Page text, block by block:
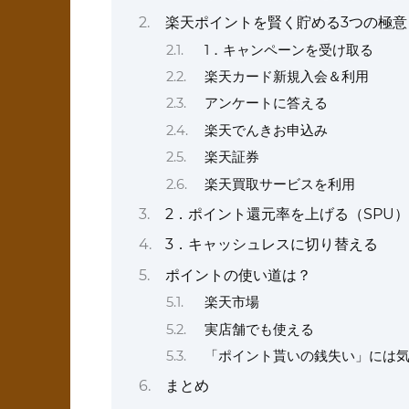
楽天ポイントを賢く貯める3つの極意
1．キャンペーンを受け取る
楽天カード新規入会＆利用
アンケートに答える
楽天でんきお申込み
楽天証券
楽天買取サービスを利用
2．ポイント還元率を上げる（SPU）
3．キャッシュレスに切り替える
ポイントの使い道は？
楽天市場
実店舗でも使える
「ポイント貰いの銭失い」には
まとめ